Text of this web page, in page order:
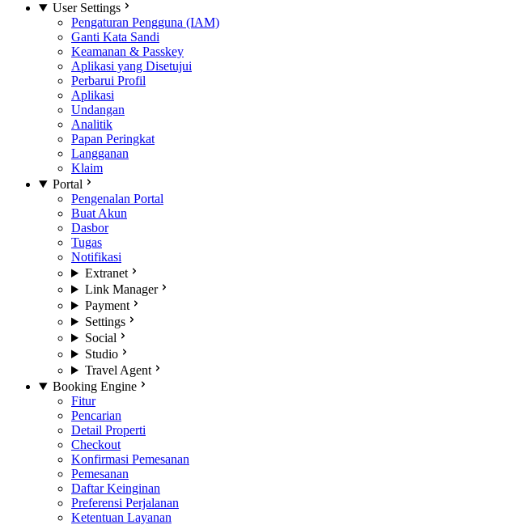
User Settings
Pengaturan Pengguna (IAM)
Ganti Kata Sandi
Keamanan & Passkey
Aplikasi yang Disetujui
Perbarui Profil
Aplikasi
Undangan
Analitik
Papan Peringkat
Langganan
Klaim
Portal
Pengenalan Portal
Buat Akun
Dasbor
Tugas
Notifikasi
Extranet
Link Manager
Payment
Settings
Social
Studio
Travel Agent
Booking Engine
Fitur
Pencarian
Detail Properti
Checkout
Konfirmasi Pemesanan
Pemesanan
Daftar Keinginan
Preferensi Perjalanan
Ketentuan Layanan